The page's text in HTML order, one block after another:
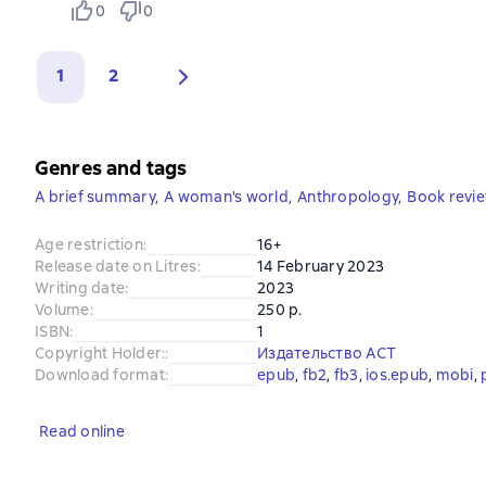
0 0
1 2
Genres and tags
A brief summary, A woman's world, Anthropology, Book
Age restriction:
16+
Release date on Litres:
14 February 2023
Writing date:
2023
Volume:
250 p.
ISBN:
1
Copyright Holder::
Издательство АСТ
Download format: epub, fb2, fb3, ios.epub, mobi,
Read online